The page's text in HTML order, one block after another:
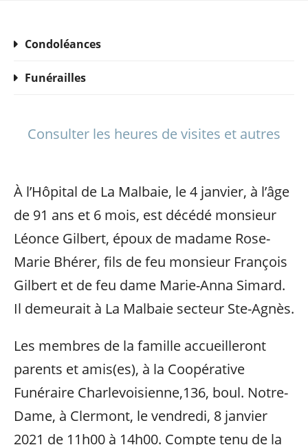
Condoléances
Funérailles
Consulter les heures de visites et autres
À l’Hôpital de La Malbaie, le 4 janvier, à l’âge
de 91 ans et 6 mois, est décédé monsieur
Léonce Gilbert, époux de madame Rose-
Marie Bhérer, fils de feu monsieur François
Gilbert et de feu dame Marie-Anna Simard.
Il demeurait à La Malbaie secteur Ste-Agnès.
Les membres de la famille accueilleront
parents et amis(es), à la Coopérative
Funéraire Charlevoisienne,136, boul. Notre-
Dame, à Clermont, le vendredi, 8 janvier
2021 de 11h00 à 14h00. Compte tenu de la